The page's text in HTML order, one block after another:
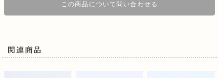
この商品について問い合わせる
関連商品